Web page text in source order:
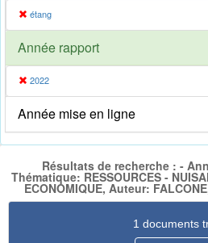
étang
Année rapport
2022
Année mise en ligne
Résultats de recherche : -
Thématique: RESSOURCES -
ECONOMIQUE, Auteur:
1 documents